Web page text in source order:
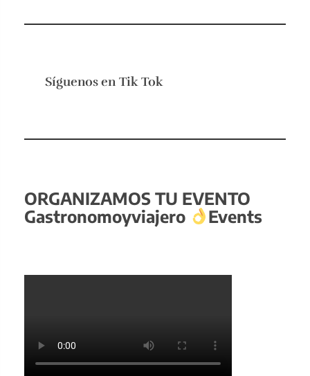
Síguenos en Tik Tok
ORGANIZAMOS TU EVENTO
Gastronomoyviajero
Events